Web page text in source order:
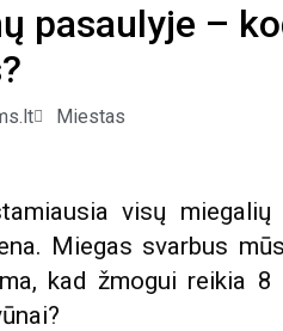
pasaulyje –
Miestas
visų miegalių
Miegas svarbus
kad žmogui reikia